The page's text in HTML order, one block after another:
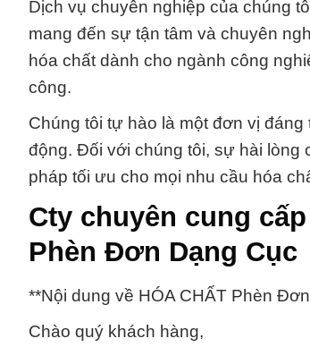
Dịch vụ chuyên nghiệp của chúng
mang đến sự tận tâm và chuyên
hóa chất dành cho ngành công
công.
Chúng tôi tự hào là một đơn vị
động. Đối với chúng tôi, sự hài lòng
pháp tối ưu cho mọi nhu cầu hóa
Cty chuyên cung
Phèn Đơn Dạng Cục
**Nội dung về HÓA CHẤT Phèn
Chào quý khách hàng,